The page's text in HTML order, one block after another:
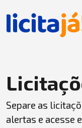
Separe as
alertas e acesse